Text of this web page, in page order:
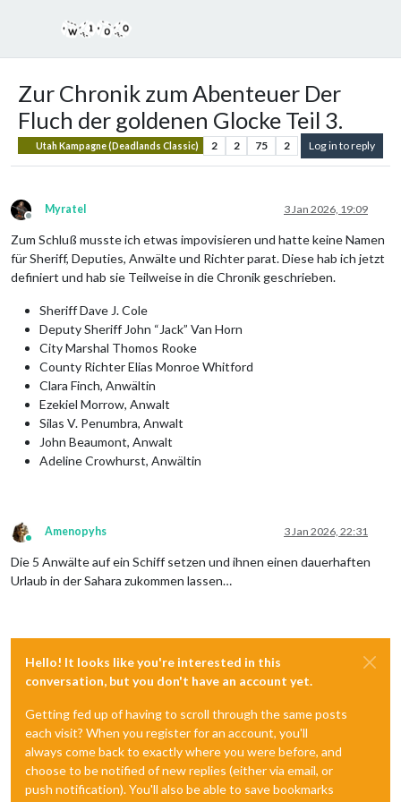
Zur Chronik zum Abenteuer Der
Fluch der goldenen Glocke Teil 3.
Utah Kampagne (Deadlands Classic) 2 2 75 2 Log in to reply
Offline
Myratel 3 Jan 2026, 19:09
Zum Schluß musste ich etwas impovisieren und hatte keine Namen
für Sheriff, Deputies, Anwälte und Richter parat. Diese hab ich jetzt
definiert und hab sie Teilweise in die Chronik geschrieben.
Sheriff Dave J. Cole
Deputy Sheriff John “Jack” Van Horn
City Marshal Thomos Rooke
County Richter Elias Monroe Whitford
Clara Finch, Anwältin
Ezekiel Morrow, Anwalt
Silas V. Penumbra, Anwalt
John Beaumont, Anwalt
Adeline Crowhurst, Anwältin
Online
Amenopyhs 3 Jan 2026, 22:31
Die 5 Anwälte auf ein Schiff setzen und ihnen einen dauerhaften
Urlaub in der Sahara zukommen lassen…
Hello! It looks like you're interested in this
conversation, but you don't have an account yet.
Getting fed up of having to scroll through the same posts
each visit? When you register for an account, you'll
always come back to exactly where you were before, and
choose to be notified of new replies (either via email, or
push notification). You'll also be able to save bookmarks